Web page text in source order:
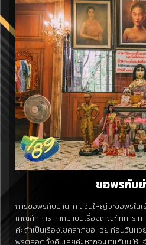
ขอพรกับย่
การขอพรกับย่านาค ส่วนใหญ่จะขอพรใน
เกณฑ์ทหาร หากมาบนเรื่องเกณฑ์ทหาร
ค่ะ ถ้าเป็นเรื่องโชคลาภขอหวย ก่อนวันห
พรตลอดทั้งคืนเลยค่ะ หากจะมาแก้บนให้